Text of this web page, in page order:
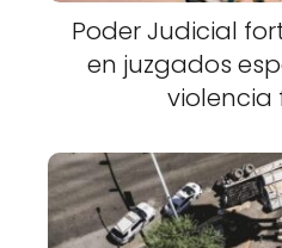
Poder Judicial
en juzgados
violencia